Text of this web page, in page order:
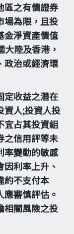
區之有價證券
場為限，且投
金淨資產價值
陸及香港，
政治或經濟環
定收益之潛在
資人;投資人投
宜占其投資組
之信用評等未
率變動的敏感
利率上升、
約不支付本
審慎評估。
相關風險之投